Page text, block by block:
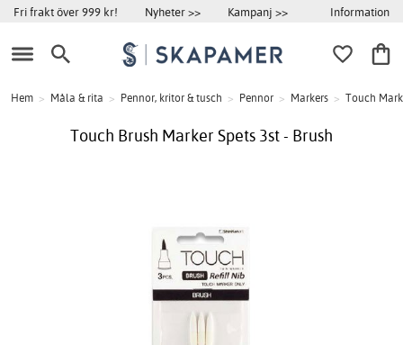
Fri frakt över 999 kr! Nyheter >> Kampanj >> Information
Hem > Måla & rita > Pennor, kritor & tusch > Pennor > Markers > Touch
Touch Brush Marker Spets 3st - Brush